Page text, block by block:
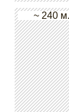
~ 240 м.